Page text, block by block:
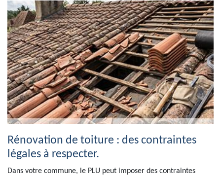
Rénovation de toiture : des contraintes
légales à respecter.
Dans votre commune, le PLU peut imposer des contraintes